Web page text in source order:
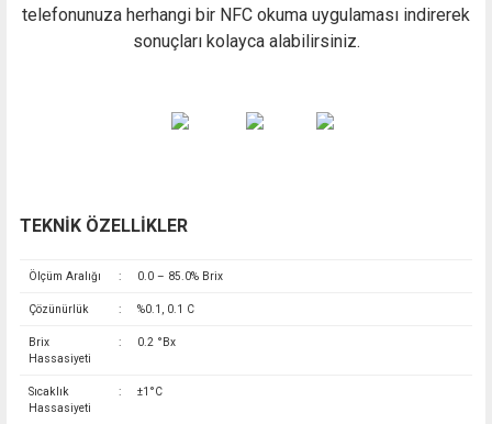
telefonunuza herhangi bir NFC okuma uygulaması indirerek
sonuçları kolayca alabilirsiniz.
TEKNİK ÖZELLİKLER
Ölçüm Aralığı : 0.0 – 85.0% Brix
Çözünürlük : %0.1, 0.1 C
Brix
Hassasiyeti
: 0.2 °Bx
Sıcaklık
Hassasiyeti
: ±1°C